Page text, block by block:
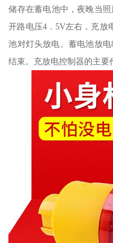
储存在蓄电池中，夜晚当
开路电压4．5V左右，充放
池对灯头放电。蓄电池放
结束。充放电控制器的主要